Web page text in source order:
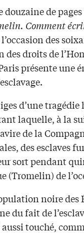
douzaine de
Comment
des
des droits de
présente une
d’une
laquelle, à la
de la
des esclaves
sort pendant
(Tromelin) de
noire des
du fait de
touché,